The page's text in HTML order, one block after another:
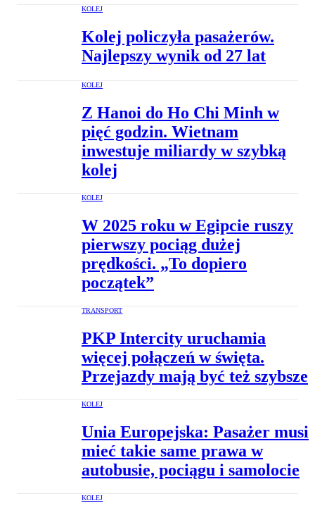
KOLEJ
Kolej policzyła pasażerów.
Najlepszy wynik od 27 lat
KOLEJ
Z Hanoi do Ho Chi Minh w
pięć godzin. Wietnam
inwestuje miliardy w szybką
kolej
KOLEJ
W 2025 roku w Egipcie ruszy
pierwszy pociąg dużej
prędkości. „To dopiero
początek”
TRANSPORT
PKP Intercity uruchamia
więcej połączeń w święta.
Przejazdy mają być też szybsze
KOLEJ
Unia Europejska: Pasażer musi
mieć takie same prawa w
autobusie, pociągu i samolocie
KOLEJ